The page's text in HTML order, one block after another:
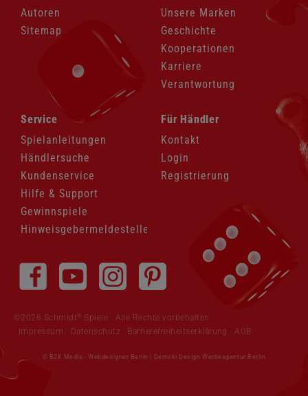
Autoren
Sitemap
Unsere Marken
Geschichte
Kooperationen
Karriere
Verantwortung
Navigation
überspringen
Service
Spielanleitungen
Händlersuche
Kundenservice
Hilfe & Support
Gewinnspiele
Hinweisgebermeldestelle
Navigation
überspringen
Für Händler
Kontakt
Login
Registrierung
überspringen
©2026 Schmidt ®
Spiele · Alle Rechte vorbehalten
Impressum · Datenschutz · Barrierefreiheitserklärung · AGB
© B2K Media -Webdesigner Berlin Demski Design Werbeagentur Berlin